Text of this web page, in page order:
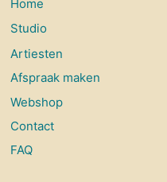
Home
Studio
Artiesten
Afspraak maken
Webshop
Contact
FAQ